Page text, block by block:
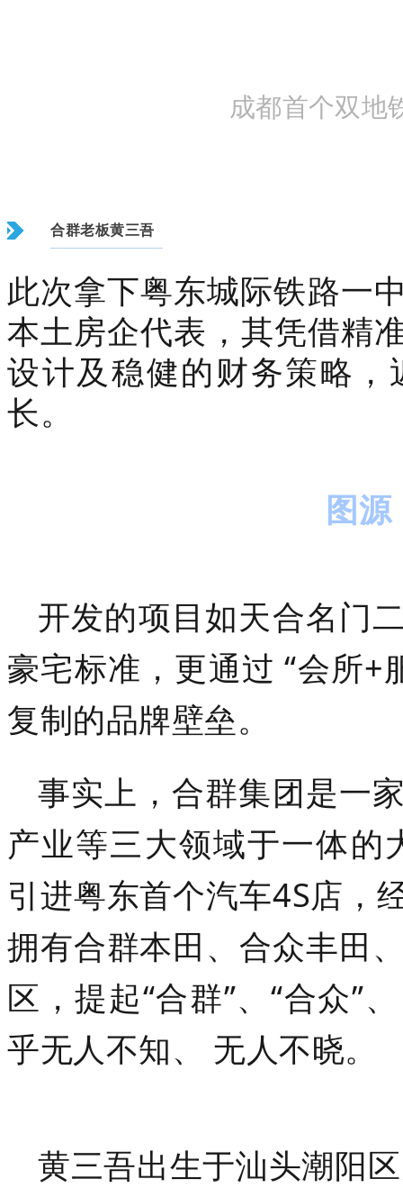
成都首个双地
合群老板黄三吾
此次拿下粤东城际铁路一
本土房企代表，其凭借精
设计及稳健的财务策略
长。
图
开发的项目如天合名门
豪宅标准，更通过 “会所+
复制的品牌壁垒。
事实上， 合群集团是一
产业等三大领域于一体
引进粤东首个汽车4S店，
拥有合群本田、合众丰田
区，提起“合群”、“合众”
乎无人不知、 无人不晓。
黄三吾出生于汕头潮阳